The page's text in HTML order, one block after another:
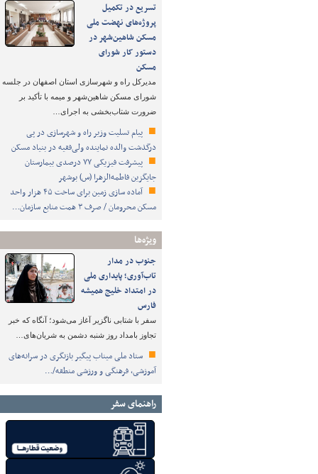
تسریع در تکمیل
پروژه‌های نهضت ملی
مسکن شاهین‌شهر در
دستور کار شورای
مسکن
مدیرکل راه و شهرسازی استان اصفهان در جلسه
شورای مسکن شاهین‌شهر و میمه با تأکید بر
ضرورت شتاب‌بخشی به اجرای…
پیام تسلیت وزیر راه و شهرسازی در پی
درگذشت والده نماینده ولی‌فقیه در بنیاد مسکن
پیشرفت فیزیکی ۷۷ درصدی بیمارستان
جایگزین فاطمه‌الزهرا (س) بوشهر
آماده سازی زمین برای ساخت ۴۵ هزار واحد
مسکن محرومان / صرف ۳ همت منابع سازمان…
ویژه‌ها
جنوب در مدار
تاب‌آوری؛ پایداری ملی
در امتداد خلیج همیشه
فارس
سفر با شتابی ناگزیر آغاز می‌شود؛ آنگاه که خبر
تجاوز بامداد روز شنبه دشمن به شریان‌های…
ستاد ملی میناب پیگیر بازنگری در سرانه‌های
آموزشی، فرهنگی و ورزشی منطقه/…
راهنمای سفر